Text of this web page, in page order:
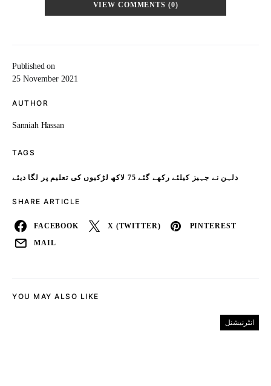
Published on
25 November 2021
AUTHOR
Sanniah Hassan
TAGS
دلہن نے جہیز کیلئے رکھے گئے 75 لاکھ لڑکیوں کی تعلیم پر لگا دیئے
SHARE ARTICLE
FACEBOOK X (TWITTER) PINTEREST
MAIL
VIEW COMMENTS (0)
YOU MAY ALSO LIKE
انٹرنیشنل